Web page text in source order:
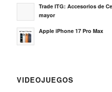
Trade ITG: Accesorios de
mayor
Apple iPhone 17 Pro Max
VIDEOJUEGOS